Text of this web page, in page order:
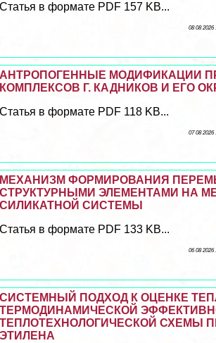
Статья в формате PDF 157 KB...
08 08 2026
АНТРОПОГЕННЫЕ МОДИФИКАЦИИ
КОМПЛЕКСОВ Г. КАДНИКОВ И ЕГО
Статья в формате PDF 118 KB...
07 08 2026
МЕХАНИЗМ ФОРМИРОВАНИЯ
СТРУКТУРНЫМИ ЭЛЕМЕНТАМИ НА
СИЛИКАТНОЙ СИСТЕМЫ
Статья в формате PDF 133 KB...
06 08 2026
СИСТЕМНЫЙ ПОДХОД К ОЦЕНКЕ
ТЕРМОДИНАМИЧЕСКОЙ
ТЕПЛОТЕХНОЛОГИЧЕСКОЙ СХЕМЫ
ЭТИЛЕНА